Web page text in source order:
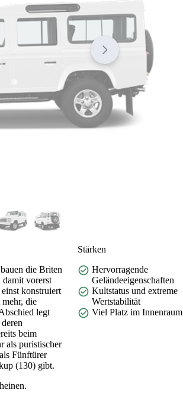
die Briten
damit vorerst
konstruiert
die
legt
beim
als puristischer
Fünftürer
(130) gibt.
Stärken
Hervorragende
Geländeeigenschaften
Kultstatus und extreme
Wertstabilität
Viel Platz im Innenraum